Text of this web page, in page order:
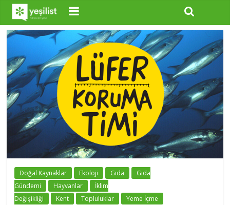
Doğal Kaynaklar Ekoloji Gıda
Gıda
Gündemi
Hayvanlar
İklim
Değişikliği
Kent Topluluklar Yeme İçme